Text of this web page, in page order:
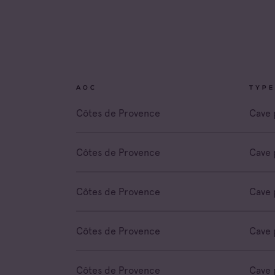
Londe
AOC TYPE
Côtes de Provence
Côtes de Provence
Côtes de Provence
Côtes de Provence
Côtes de Provence